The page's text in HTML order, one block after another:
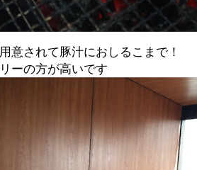
意されて豚汁におしるこまで！
ーの方が高いです